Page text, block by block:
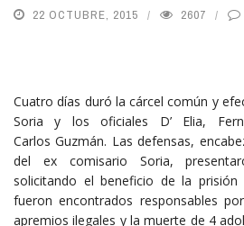
22 OCTUBRE, 2015 2607
Cuatro días duró la cárcel común y
Soria y los oficiales D’ Elia,
Carlos Guzmán. Las defensas,
del ex comisario Soria,
solicitando el beneficio de la prisión
fueron encontrados responsables
apremios ilegales y la muerte de 4